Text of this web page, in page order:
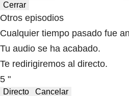
Cerrar
Otros episodios
Cualquier tiempo pasado fue
Tu audio se ha acabado.
Te redirigiremos al directo.
5 "
Directo
Cancelar